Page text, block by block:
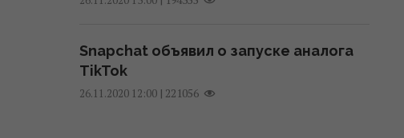
Snapchat объявил о запуске аналога
TikTok
26.11.2020 12:00| 221056